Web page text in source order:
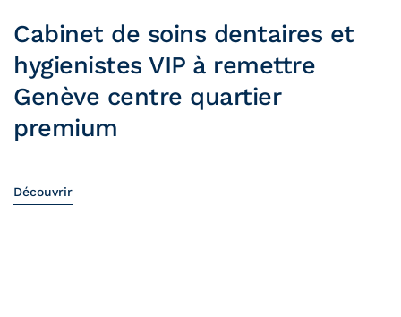
Cabinet de soins dentaires et
hygienistes VIP à remettre
Genève centre quartier
premium
Découvrir